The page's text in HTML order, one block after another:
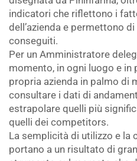
indicatori che riflettono i
dell’azienda e permettono
conseguiti.
Per un Amministratore
momento, in ogni luogo e
propria azienda in palmo di
consultare i dati di
estrapolare quelli più
quelli dei competitors.
La semplicità di utilizzo e la
portano a un risultato di